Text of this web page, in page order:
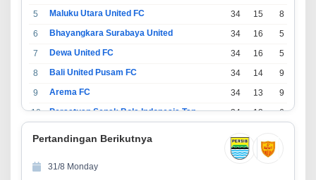
5
Maluku Utara United FC 34 15 8
6
Bhayangkara Surabaya United 34 16 5
7
Dewa United FC 34 16 5
8
Bali United Pusam FC 34 14 9
9
Arema FC 34 13 9
10
Persatuan Sepak Bola Indonesia Tangerang 34 13 6
34 11
13
Pertandingan Berikutnya
31/8 Monday